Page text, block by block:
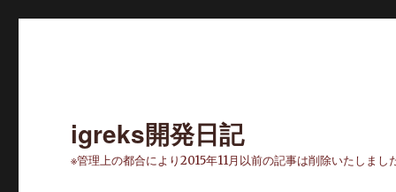
igreks開発日記
※管理上の都合により2015年11月以前の記事は削除いたしまし